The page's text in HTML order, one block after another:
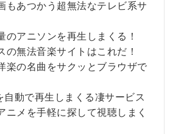
もあつかう超無法なテレビ系サ
のアニソンを再生しまくる！
の無法音楽サイトはこれだ！
楽の名曲をサクッとブラウザで
自動で再生しまくる凄サービス
ニメを手軽に探して視聴しまく